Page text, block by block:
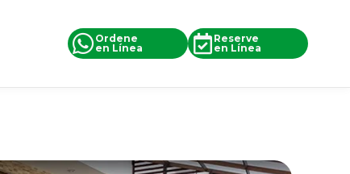
Ordene
en Línea
Reserve
en Línea